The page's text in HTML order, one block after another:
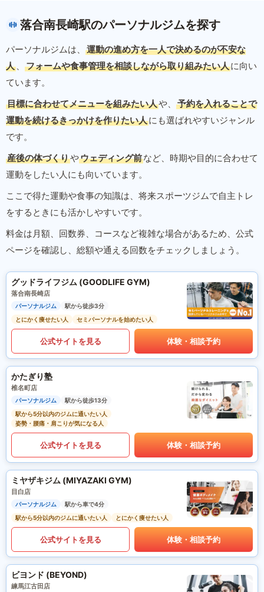
落合南長崎駅のパーソナルジムを探す
パーソナルジムは、
運動の進め方を一人で決めるのが不安な
人 、 フォームや食事管理を相談しながら取り組みたい人に向い
ています。
目標に合わせてメニューを組みたい人や、
予約を入れることで
運動を続けるきっかけを作りたい人にも選ばれやすいジャンル
です。
産後の体づくりやウェディング前など、時期や目的に合わせて
運動をしたい人にも向いています。
ここで得た運動や食事の知識は、将来スポーツジムで自主トレ
をするときにも活かしやすいです。
料金は月額、回数券、コースなど複雑な場合があるため、公式
ページを確認し、総額や通える回数をチェックしましょう。
グッドライフジム (GOODLIFE GYM)
落合南長崎店
パーソナルジム
駅から徒歩3分
とにかく痩せたい人
セミパーソナルを始めたい人
公式サイトを見る 体験・相談予約
かたぎり塾
椎名町店
パーソナルジム
駅から徒歩13分
駅から5分以内のジムに通いたい人
姿勢・腰痛・肩こりが気になる人
公式サイトを見る 体験・相談予約
ミヤザキジム (MIYAZAKI GYM)
目白店
パーソナルジム
駅から車で4分
駅から5分以内のジムに通いたい人
とにかく痩せたい人
公式サイトを見る 体験・相談予約
ビヨンド (BEYOND)
練馬江古田店